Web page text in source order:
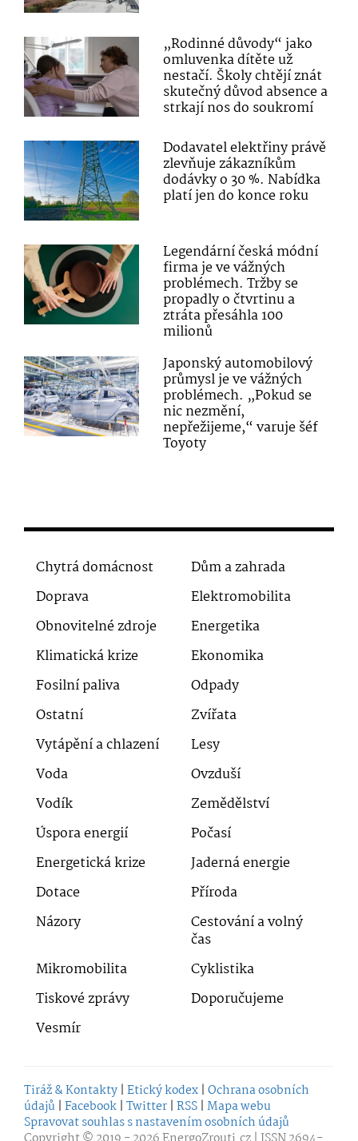
„Rodinné důvody“ jako
omluvenka dítěte už
nestačí. Školy chtějí znát
skutečný důvod absence a
strkají nos do soukromí
Dodavatel elektřiny právě
zlevňuje zákazníkům
dodávky o 30 %. Nabídka
platí jen do konce roku
Legendární česká módní
firma je ve vážných
problémech. Tržby se
propadly o čtvrtinu a
ztráta přesáhla 100
milionů
Japonský automobilový
průmysl je ve vážných
problémech. „Pokud se
nic nezmění,
nepřežijeme,“ varuje šéf
Toyoty
Chytrá domácnost
Dům a zahrada
Doprava
Elektromobilita
Obnovitelné zdroje
Energetika
Klimatická krize
Ekonomika
Fosilní paliva
Odpady
Ostatní
Zvířata
Vytápění a chlazení
Lesy
Voda
Ovzduší
Vodík
Zemědělství
Úspora energií
Počasí
Energetická krize
Jaderná energie
Dotace
Příroda
Názory
Cestování a volný
čas
Mikromobilita
Cyklistika
Tiskové zprávy
Doporučujeme
Vesmír
Tiráž & Kontakty | Etický kodex | Ochrana osobních
údajů | Facebook | Twitter | RSS | Mapa webu
Spravovat souhlas s nastavením osobních údajů